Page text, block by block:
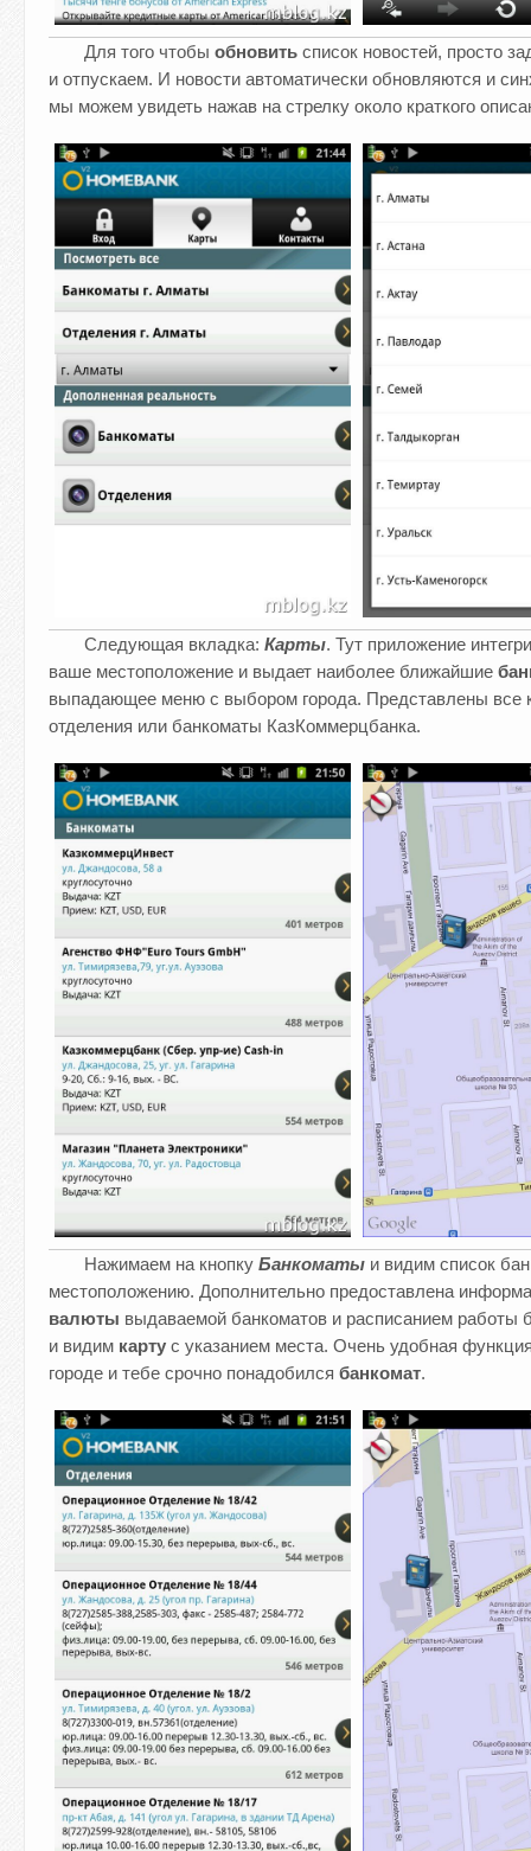
Для того чтобы обновить список новостей, просто
и отпускаем. И новости автоматически обновляются и
мы можем увидеть нажав на стрелку около краткого
Следующая вкладка: Карты. Тут приложение
ваше местоположение и выдает наиболее ближайшие
выпадающее меню с выбором города. Представлены все
отделения или банкоматы КазКоммерцбанка.
Нажимаем на кнопку Банкоматы и видим список
местоположению. Дополнительно предоставлена
валюты выдаваемой банкоматов и расписанием работы
и видим карту с указанием места. Очень удобная
городе и тебе срочно понадобился банкомат.